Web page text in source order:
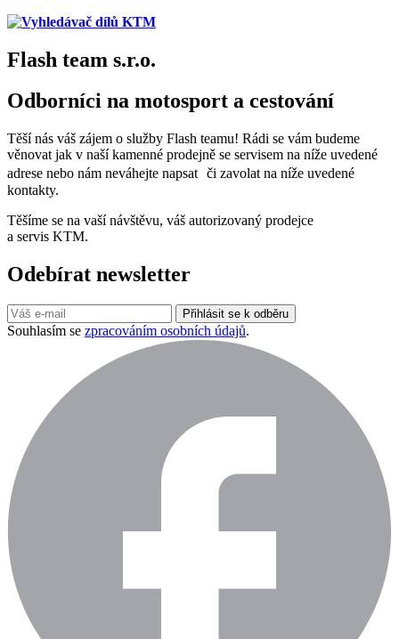
Flash team s.r.o.
Odborníci na motosport a cestování
Těší nás váš zájem o služby Flash teamu! Rádi se vám budeme
věnovat jak v naší kamenné prodejně se servisem na níže uvedené
adrese nebo nám neváhejte napsat či zavolat na níže uvedené
kontakty.
Těšíme se na vaší návštěvu, váš autorizovaný prodejce
a servis KTM.
Odebírat newsletter
Přihlásit se k odběru
Souhlasím se zpracováním osobních údajů.